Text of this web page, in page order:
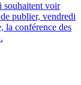
souhaitent voir
publier, vendredi
la conférence des